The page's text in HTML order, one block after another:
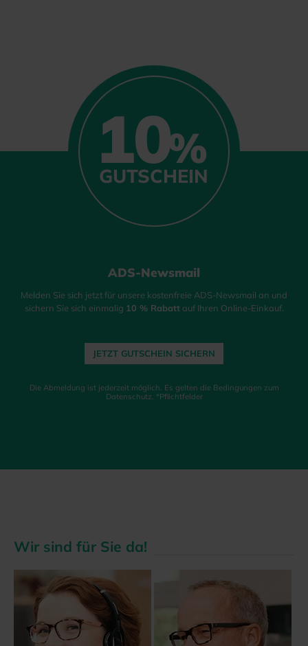
10%
GUTSCHEIN
ADS-Newsmail
Melden Sie sich jetzt für unsere kostenfreie ADS-Newsmail an und
sichern Sie sich einmalig 10 % Rabattauf Ihren Online-Einkauf.
JETZT GUTSCHEIN SICHERN
Die Abmeldung ist jederzeit möglich. Es gelten die Bedingungen zum
Datenschutz. *Pflichtfelder
Wir sind für Sie da!